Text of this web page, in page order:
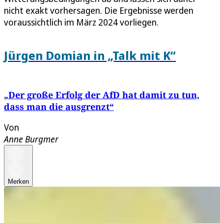
nicht exakt vorhersagen. Die Ergebnisse werden
voraussichtlich im März 2024 vorliegen.
Jürgen Domian in „Talk mit K“
„Der große Erfolg der AfD hat damit zu tun,
dass man die ausgrenzt“
Von
Anne Burgmer
Merken